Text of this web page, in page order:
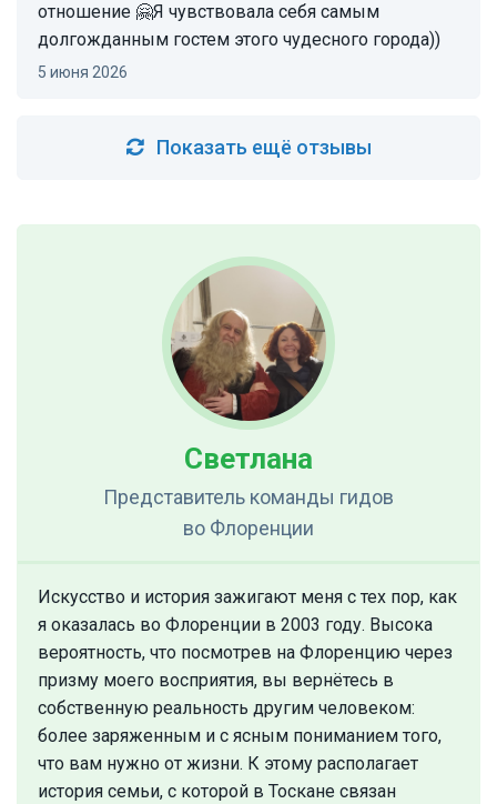
отношение 🤗Я чувствовала себя самым
долгожданным гостем этого чудесного города))
5 июня 2026
Показать ещё отзывы
Светлана
Представитель команды гидов
во Флоренции
Искусство и история зажигают меня с тех пор, как
я оказалась во Флоренции в 2003 году. Высока
вероятность, что посмотрев на Флоренцию через
призму моего восприятия, вы вернётесь в
собственную реальность другим человеком:
более заряженным и с ясным пониманием того,
что вам нужно от жизни. К этому располагает
история семьи, с которой в Тоскане связан